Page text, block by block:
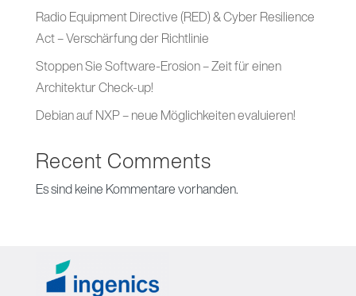
Radio Equipment Directive (RED) & Cyber Resilience
Act – Verschärfung der Richtlinie
Stoppen Sie Software-Erosion – Zeit für einen
Architektur Check-up!
Debian auf NXP – neue Möglichkeiten evaluieren!
Recent Comments
Es sind keine Kommentare vorhanden.